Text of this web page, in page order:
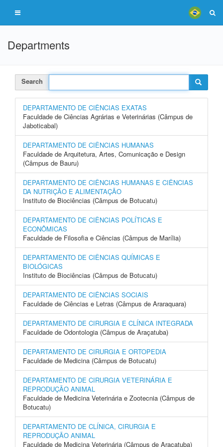
Departments
Search
DEPARTAMENTO DE CIÊNCIAS EXATAS
Faculdade de Ciências Agrárias e Veterinárias (Câmpus de
Jaboticabal)
DEPARTAMENTO DE CIÊNCIAS HUMANAS
Faculdade de Arquitetura, Artes, Comunicação e Design
(Câmpus de Bauru)
DEPARTAMENTO DE CIÊNCIAS HUMANAS E CIÊNCIAS
DA NUTRIÇÃO E ALIMENTAÇÃO
Instituto de Biociências (Câmpus de Botucatu)
DEPARTAMENTO DE CIÊNCIAS POLÍTICAS E
ECONÔMICAS
Faculdade de Filosofia e Ciências (Câmpus de Marília)
DEPARTAMENTO DE CIÊNCIAS QUÍMICAS E
BIOLÓGICAS
Instituto de Biociências (Câmpus de Botucatu)
DEPARTAMENTO DE CIÊNCIAS SOCIAIS
Faculdade de Ciências e Letras (Câmpus de Araraquara)
DEPARTAMENTO DE CIRURGIA E CLÍNICA INTEGRADA
Faculdade de Odontologia (Câmpus de Araçatuba)
DEPARTAMENTO DE CIRURGIA E ORTOPEDIA
Faculdade de Medicina (Câmpus de Botucatu)
DEPARTAMENTO DE CIRURGIA VETERINÁRIA E
REPRODUÇÃO ANIMAL
Faculdade de Medicina Veterinária e Zootecnia (Câmpus de
Botucatu)
DEPARTAMENTO DE CLÍNICA, CIRURGIA E
REPRODUÇÃO ANIMAL
Faculdade de Medicina Veterinária (Câmpus de Araçatuba)